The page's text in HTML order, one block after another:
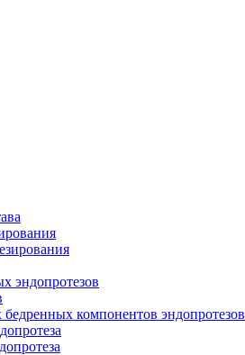
эндопротезов
компонентов эндопротезов